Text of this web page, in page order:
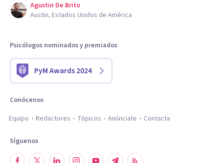
Agustin De Brito
Austin, Estados Unidos de América
Psicólogos nominados y premiados
PyM Awards 2024
Conócenos
Equipo
Redactores Tópicos Anúnciate Contacta
Síguenos